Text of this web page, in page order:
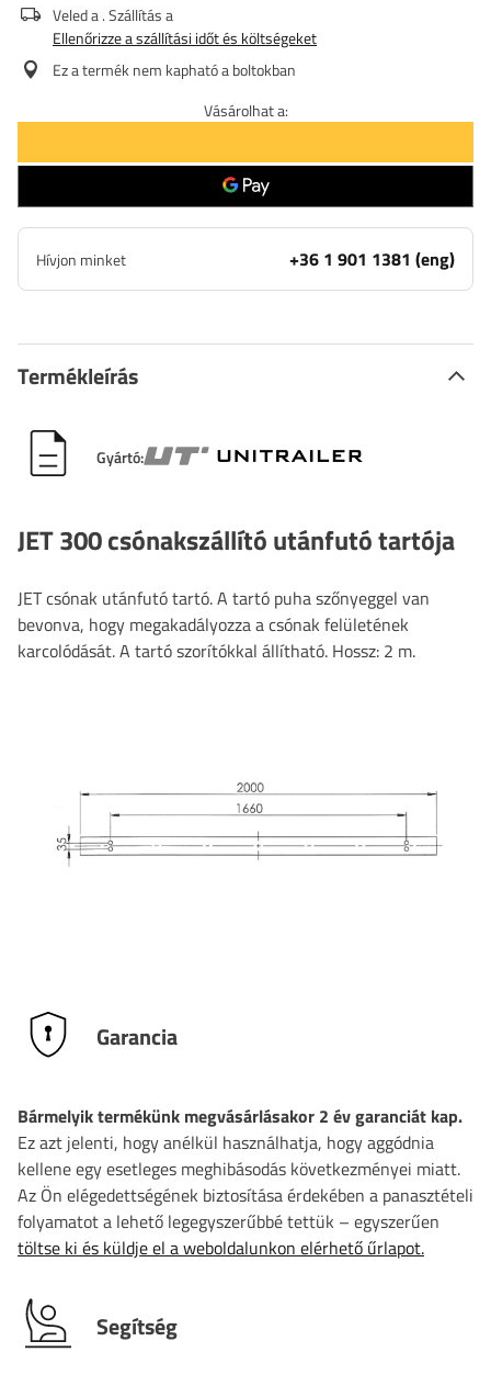
Veled a. Szállítás a
Ellenőrizze a szállítási időt és költségeket
Ez a termék nem kapható a boltokban
Vásárolhat a:
Hívjon minket +36 1 901 1381 (eng)
Termékleírás
Gyártó:
JET 300 csónakszállító utánfutó tartója
JET csónak utánfutó tartó. A tartó puha szőnyeggel van
bevonva, hogy megakadályozza a csónak felületének
karcolódását. A tartó szorítókkal állítható. Hossz: 2 m.
Garancia
Bármelyik termékünk megvásárlásakor 2 év garanciát kap.
Ez azt jelenti, hogy anélkül használhatja, hogy aggódnia
kellene egy esetleges meghibásodás következményei miatt.
Az Ön elégedettségének biztosítása érdekében a panasztételi
folyamatot a lehető legegyszerűbbé tettük – egyszerűen
töltse ki és küldje el a weboldalunkon elérhető űrlapot.
Segítség